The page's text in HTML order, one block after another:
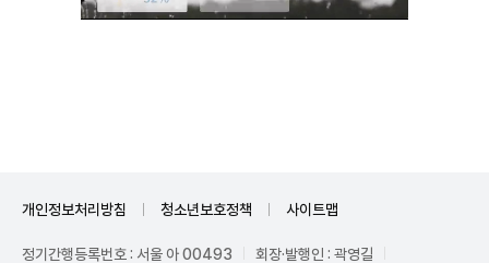
개인정보처리방침 청소년보호정책 사이트맵
정기간행등록번호 : 서울 아 00493
회장·발행인 : 곽영길